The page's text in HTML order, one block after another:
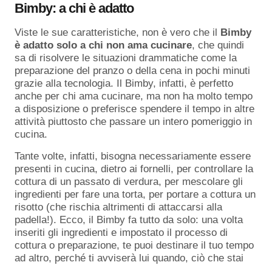
Bimby: a chi è adatto
Viste le sue caratteristiche, non è vero che il
Bimby
è adatto solo a chi non ama cucinare, che quindi
sa di risolvere le situazioni drammatiche come la
preparazione del pranzo o della cena in pochi minuti
grazie alla tecnologia. Il Bimby, infatti, è perfetto
anche per chi ama cucinare, ma non ha molto tempo
a disposizione o preferisce spendere il tempo in altre
attività piuttosto che passare un intero pomeriggio in
cucina.
Tante volte, infatti, bisogna necessariamente essere
presenti in cucina, dietro ai fornelli, per controllare la
cottura di un passato di verdura, per mescolare gli
ingredienti per fare una torta, per portare a cottura un
risotto (che rischia altrimenti di attaccarsi alla
padella!). Ecco, il Bimby fa tutto da solo: una volta
inseriti gli ingredienti e impostato il processo di
cottura o preparazione, te puoi destinare il tuo tempo
ad altro, perché ti avviserà lui quando, ciò che stai